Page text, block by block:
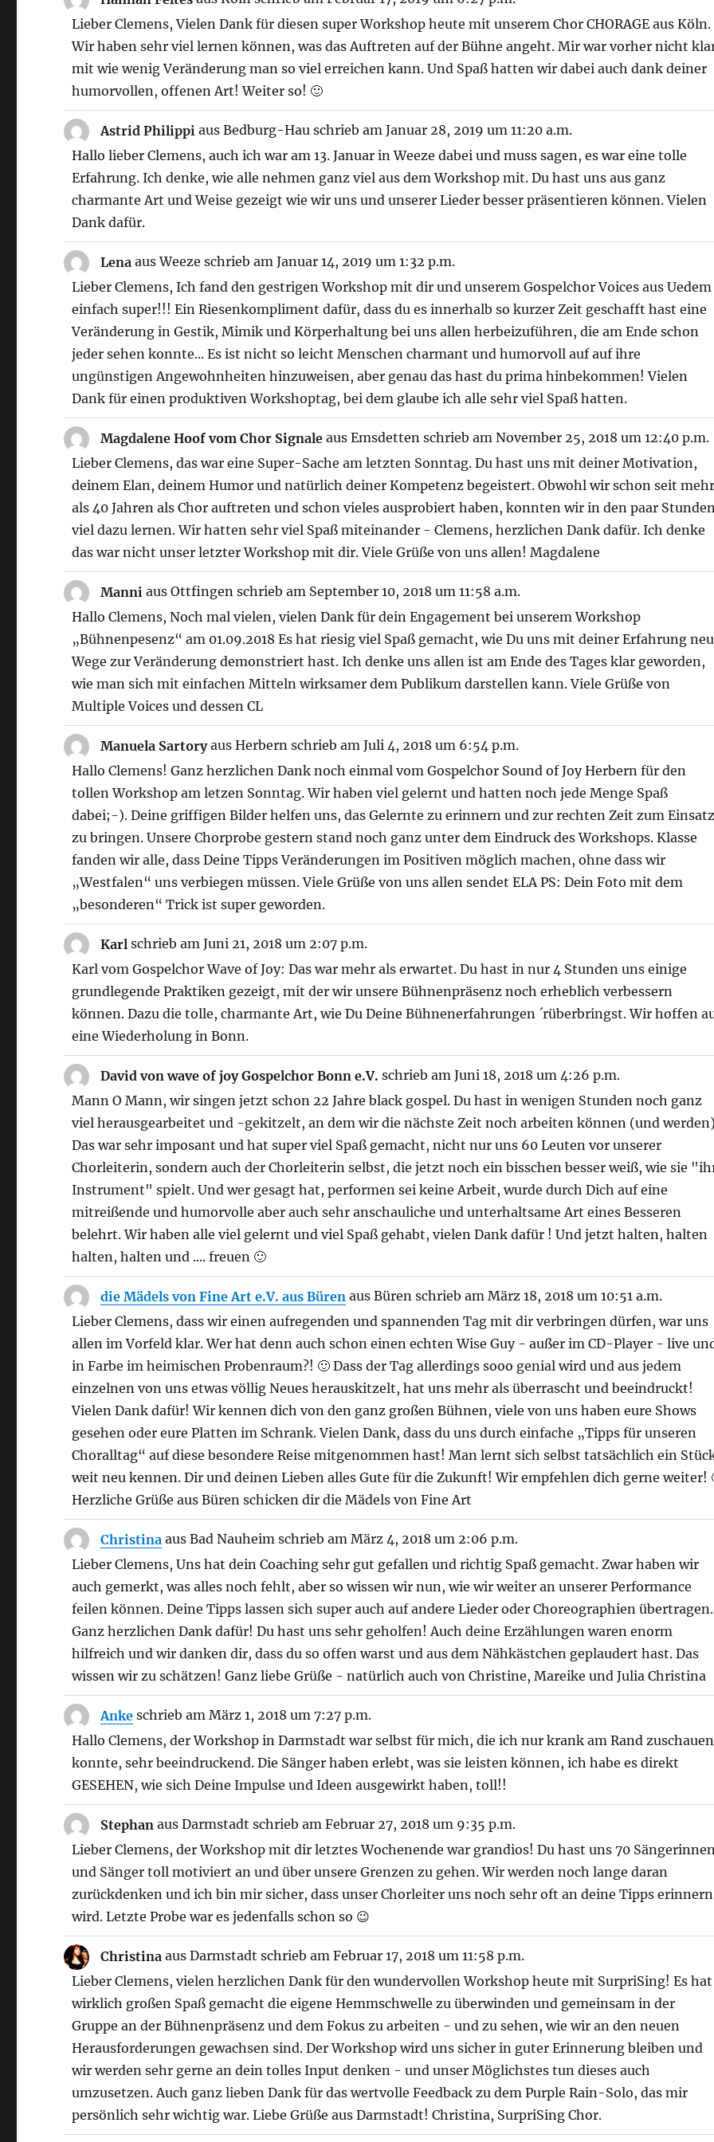
Lieber Clemens, Vielen Dank für diesen super Workshop heute mit unserem Chor CHORAGE aus Köln.
Wir haben sehr viel lernen können, was das Auftreten auf der Bühne angeht. Mir war vorher nicht
mit wie wenig Veränderung man so viel erreichen kann. Und Spaß hatten wir dabei auch dank deiner
humorvollen, offenen Art! Weiter so! 🙂
Astrid Philippiaus Bedburg-Hau schrieb am Januar 28, 2019 um 11:20 a.m.
Hallo lieber Clemens, auch ich war am 13. Januar in Weeze dabei und muss sagen, es war eine tolle
Erfahrung. Ich denke, wie alle nehmen ganz viel aus dem Workshop mit. Du hast uns aus ganz
charmante Art und Weise gezeigt wie wir uns und unserer Lieder besser präsentieren können. Vielen
Dank dafür.
Lenaaus Weeze schrieb am Januar 14, 2019 um 1:32 p.m.
Lieber Clemens, Ich fand den gestrigen Workshop mit dir und unserem Gospelchor Voices aus Uedem
einfach super!!! Ein Riesenkompliment dafür, dass du es innerhalb so kurzer Zeit geschafft hast eine
Veränderung in Gestik, Mimik und Körperhaltung bei uns allen herbeizuführen, die am Ende schon
jeder sehen konnte... Es ist nicht so leicht Menschen charmant und humorvoll auf auf ihre
ungünstigen Angewohnheiten hinzuweisen, aber genau das hast du prima hinbekommen! Vielen
Dank für einen produktiven Workshoptag, bei dem glaube ich alle sehr viel Spaß hatten.
Magdalene Hoof vom Chor Signaleaus Emsdetten schrieb am November 25, 2018 um 12:40 p.m.
Lieber Clemens, das war eine Super-Sache am letzten Sonntag. Du hast uns mit deiner Motivation,
deinem Elan, deinem Humor und natürlich deiner Kompetenz begeistert. Obwohl wir schon seit
als 40 Jahren als Chor auftreten und schon vieles ausprobiert haben, konnten wir in den paar
viel dazu lernen. Wir hatten sehr viel Spaß miteinander - Clemens, herzlichen Dank dafür. Ich denke
das war nicht unser letzter Workshop mit dir. Viele Grüße von uns allen! Magdalene
Manniaus Ottfingen schrieb am September 10, 2018 um 11:58 a.m.
Hallo Clemens, Noch mal vielen, vielen Dank für dein Engagement bei unserem Workshop
„Bühnenpesenz“ am 01.09.2018 Es hat riesig viel Spaß gemacht, wie Du uns mit deiner Erfahrung
Wege zur Veränderung demonstriert hast. Ich denke uns allen ist am Ende des Tages klar geworden,
wie man sich mit einfachen Mitteln wirksamer dem Publikum darstellen kann. Viele Grüße von
Multiple Voices und dessen CL
Manuela Sartoryaus Herbern schrieb am Juli 4, 2018 um 6:54 p.m.
Hallo Clemens! Ganz herzlichen Dank noch einmal vom Gospelchor Sound of Joy Herbern für den
tollen Workshop am letzen Sonntag. Wir haben viel gelernt und hatten noch jede Menge Spaß
dabei;-). Deine griffigen Bilder helfen uns, das Gelernte zu erinnern und zur rechten Zeit zum
zu bringen. Unsere Chorprobe gestern stand noch ganz unter dem Eindruck des Workshops. Klasse
fanden wir alle, dass Deine Tipps Veränderungen im Positiven möglich machen, ohne dass wir
„Westfalen“ uns verbiegen müssen. Viele Grüße von uns allen sendet ELA PS: Dein Foto mit dem
„besonderen“ Trick ist super geworden.
Karlschrieb am Juni 21, 2018 um 2:07 p.m.
Karl vom Gospelchor Wave of Joy: Das war mehr als erwartet. Du hast in nur 4 Stunden uns einige
grundlegende Praktiken gezeigt, mit der wir unsere Bühnenpräsenz noch erheblich verbessern
können. Dazu die tolle, charmante Art, wie Du Deine Bühnenerfahrungen ´rüberbringst. Wir hoffen
eine Wiederholung in Bonn.
David von wave of joy Gospelchor Bonn e.V.schrieb am Juni 18, 2018 um 4:26 p.m.
Mann O Mann, wir singen jetzt schon 22 Jahre black gospel. Du hast in wenigen Stunden noch ganz
viel herausgearbeitet und -gekitzelt, an dem wir die nächste Zeit noch arbeiten können (und
Das war sehr imposant und hat super viel Spaß gemacht, nicht nur uns 60 Leuten vor unserer
Chorleiterin, sondern auch der Chorleiterin selbst, die jetzt noch ein bisschen besser weiß, wie sie
Instrument" spielt. Und wer gesagt hat, performen sei keine Arbeit, wurde durch Dich auf eine
mitreißende und humorvolle aber auch sehr anschauliche und unterhaltsame Art eines Besseren
belehrt. Wir haben alle viel gelernt und viel Spaß gehabt, vielen Dank dafür ! Und jetzt halten, halten
halten, halten und .... freuen 🙂
die Mädels von Fine Art e.V. aus Büren aus Büren schrieb am März 18, 2018 um 10:51 a.m.
Lieber Clemens, dass wir einen aufregenden und spannenden Tag mit dir verbringen dürfen, war uns
allen im Vorfeld klar. Wer hat denn auch schon einen echten Wise Guy - außer im CD-Player - live
in Farbe im heimischen Probenraum?! 🙂 Dass der Tag allerdings sooo genial wird und aus jedem
einzelnen von uns etwas völlig Neues herauskitzelt, hat uns mehr als überrascht und beeindruckt!
Vielen Dank dafür! Wir kennen dich von den ganz großen Bühnen, viele von uns haben eure Shows
gesehen oder eure Platten im Schrank. Vielen Dank, dass du uns durch einfache „Tipps für unseren
Choralltag“ auf diese besondere Reise mitgenommen hast! Man lernt sich selbst tatsächlich ein
weit neu kennen. Dir und deinen Lieben alles Gute für die Zukunft! Wir empfehlen dich gerne weiter!
Herzliche Grüße aus Büren schicken dir die Mädels von Fine Art
Christina aus Bad Nauheim schrieb am März 4, 2018 um 2:06 p.m.
Lieber Clemens, Uns hat dein Coaching sehr gut gefallen und richtig Spaß gemacht. Zwar haben wir
auch gemerkt, was alles noch fehlt, aber so wissen wir nun, wie wir weiter an unserer Performance
feilen können. Deine Tipps lassen sich super auch auf andere Lieder oder Choreographien übertragen.
Ganz herzlichen Dank dafür! Du hast uns sehr geholfen! Auch deine Erzählungen waren enorm
hilfreich und wir danken dir, dass du so offen warst und aus dem Nähkästchen geplaudert hast. Das
wissen wir zu schätzen! Ganz liebe Grüße - natürlich auch von Christine, Mareike und Julia Christina
Anke schrieb am März 1, 2018 um 7:27 p.m.
Hallo Clemens, der Workshop in Darmstadt war selbst für mich, die ich nur krank am Rand zuschauen
konnte, sehr beeindruckend. Die Sänger haben erlebt, was sie leisten können, ich habe es direkt
GESEHEN, wie sich Deine Impulse und Ideen ausgewirkt haben, toll!!
Stephanaus Darmstadt schrieb am Februar 27, 2018 um 9:35 p.m.
Lieber Clemens, der Workshop mit dir letztes Wochenende war grandios! Du hast uns 70
und Sänger toll motiviert an und über unsere Grenzen zu gehen. Wir werden noch lange daran
zurückdenken und ich bin mir sicher, dass unser Chorleiter uns noch sehr oft an deine Tipps erinnern
wird. Letzte Probe war es jedenfalls schon so 😉
Christinaaus Darmstadt schrieb am Februar 17, 2018 um 11:58 p.m.
Lieber Clemens, vielen herzlichen Dank für den wundervollen Workshop heute mit SurpriSing! Es hat
wirklich großen Spaß gemacht die eigene Hemmschwelle zu überwinden und gemeinsam in der
Gruppe an der Bühnenpräsenz und dem Fokus zu arbeiten - und zu sehen, wie wir an den neuen
Herausforderungen gewachsen sind. Der Workshop wird uns sicher in guter Erinnerung bleiben und
wir werden sehr gerne an dein tolles Input denken - und unser Möglichstes tun dieses auch
umzusetzen. Auch ganz lieben Dank für das wertvolle Feedback zu dem Purple Rain-Solo, das mir
persönlich sehr wichtig war. Liebe Grüße aus Darmstadt! Christina, SurpriSing Chor.